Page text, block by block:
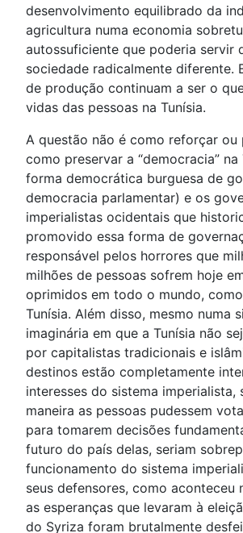
desenvolvimento equilibrado da
agricultura numa economia
autossuficiente que poderia servir
sociedade radicalmente diferente.
de produção continuam a ser o
vidas das pessoas na Tunísia.
A questão não é como reforçar ou
como preservar a “democracia” na
forma democrática burguesa de
democracia parlamentar) e os
imperialistas ocidentais que
promovido essa forma de
responsável pelos horrores que
milhões de pessoas sofrem hoje
oprimidos em todo o mundo,
Tunísia. Além disso, mesmo numa
imaginária em que a Tunísia não
por capitalistas tradicionais e
destinos estão completamente
interesses do sistema imperialista,
maneira as pessoas pudessem
para tomarem decisões
futuro do país delas, seriam
funcionamento do sistema
seus defensores, como aconteceu
as esperanças que levaram à
do Syriza foram brutalmente